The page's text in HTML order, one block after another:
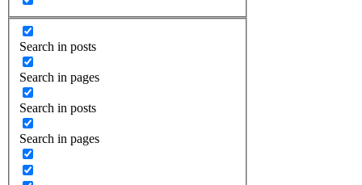
Search in posts
Search in pages
Search in posts
Search in pages